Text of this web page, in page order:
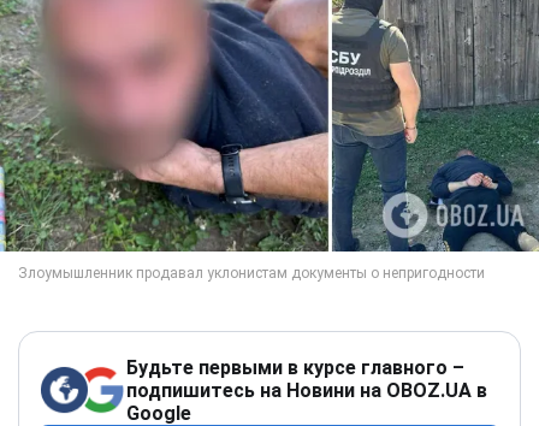
Будьте первыми в курсе главного –
подпишитесь на Новини на OBOZ.UA в
Google